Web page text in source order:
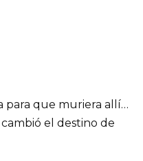
para que muriera allí…
el destino de